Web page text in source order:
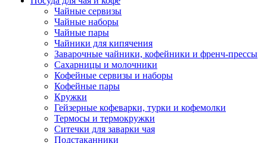
Чайные сервизы
Чайные наборы
Чайные пары
Чайники для кипячения
Заварочные чайники, кофейники и френч-прессы
Сахарницы и молочники
Кофейные сервизы и наборы
Кофейные пары
Кружки
Гейзерные кофеварки, турки и кофемолки
Термосы и термокружки
Ситечки для заварки чая
Подстаканники